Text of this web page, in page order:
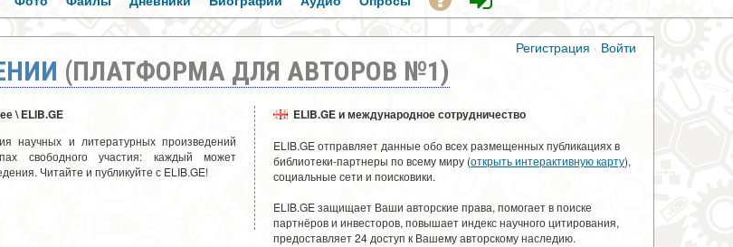
Регистрация · Войти
(ПЛАТФОРМА ДЛЯ АВТОРОВ №1)
ELIB.GE и международное сотрудничество
ELIB.GE отправляет данные обо всех размещенных публикациях в
библиотеки-партнеры по всему миру (открыть интерактивную карту),
социальные сети и поисковики.
ELIB.GE защищает Ваши авторские права, помогает в поиске
партнёров и инвесторов, повышает индекс научного цитирования,
предоставляет 24 доступ к Вашему авторскому наследию.
\ ELIB.GE
научных и литературных произведений
свободного участия: каждый может
Читайте и публикуйте с ELIB.GE!